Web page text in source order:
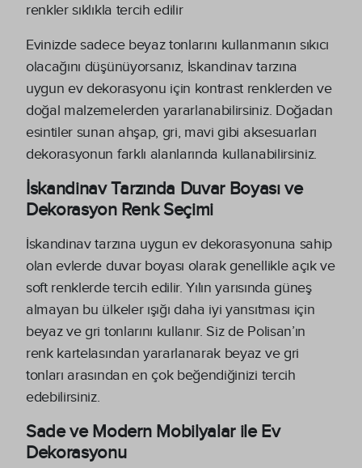
renkler sıklıkla tercih edilir
Evinizde sadece beyaz tonlarını kullanmanın sıkıcı
olacağını düşünüyorsanız, İskandinav tarzına
uygun ev dekorasyonu için kontrast renklerden ve
doğal malzemelerden yararlanabilirsiniz. Doğadan
esintiler sunan ahşap, gri, mavi gibi aksesuarları
dekorasyonun farklı alanlarında kullanabilirsiniz.
İskandinav Tarzında Duvar Boyası ve
Dekorasyon Renk Seçimi
İskandinav tarzına uygun ev dekorasyonuna sahip
olan evlerde duvar boyası olarak genellikle açık ve
soft renklerde tercih edilir. Yılın yarısında güneş
almayan bu ülkeler ışığı daha iyi yansıtması için
beyaz ve gri tonlarını kullanır. Siz de Polisan’ın
renk kartelasından yararlanarak beyaz ve gri
tonları arasından en çok beğendiğinizi tercih
edebilirsiniz.
Sade ve Modern Mobilyalar ile Ev
Dekorasyonu